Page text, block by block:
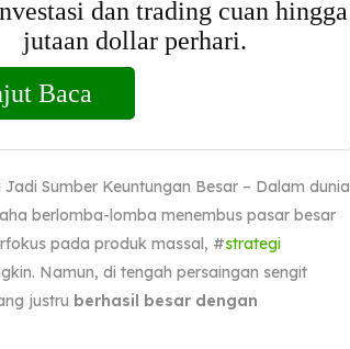
Sumber Keuntungan Besar – Dalam dunia
berlomba-lomba menembus pasar besar
pada produk massal, #strategi
Namun, di tengah persaingan sengit
justru berhasil besar dengan